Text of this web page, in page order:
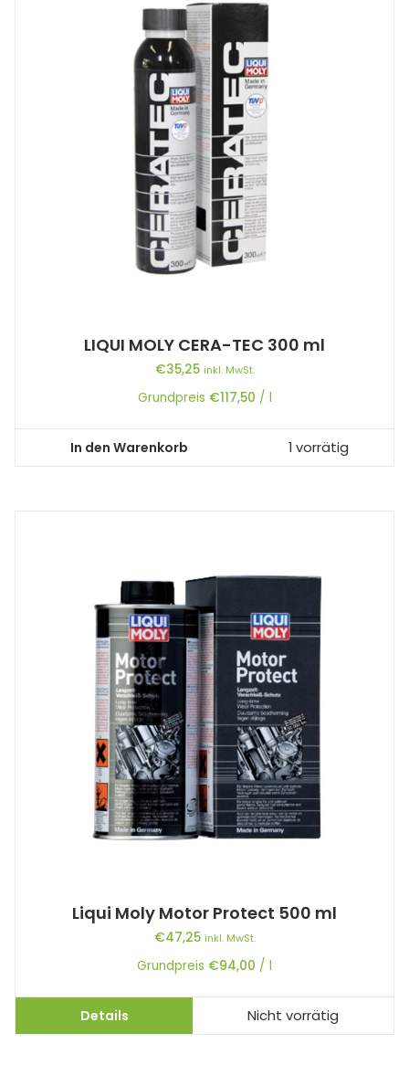
LIQUI MOLY CERA-TEC 300 ml
€35,25 inkl. MwSt.
Grundpreis €117,50 / l
In den Warenkorb 1 vorrätig
Liqui Moly Motor Protect 500 ml
€47,25 inkl. MwSt.
Grundpreis €94,00 / l
Details Nicht vorrätig